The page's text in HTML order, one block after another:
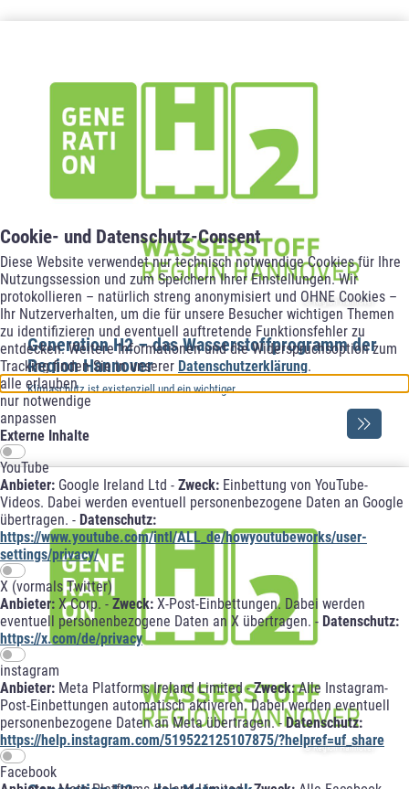
Cookie- und Datenschutz-Consent
Diese Website verwendet nur technisch notwendige Cookies für Ihre
Nutzungssession und zum Speichern Ihrer Einstellungen. Wir
protokollieren – natürlich streng anonymisiert und OHNE Cookies –
Ihr Nutzerverhalten, um die für unsere Besucher wichtigen Themen
zu identifizieren und eventuell auftretende Funktionsfehler zu
entdecken. Weitere Informationen und die Widerspruchsoption zum
Tracking finden Sie in unserer Datenschutzerklärung.
alle erlauben
nur notwendige
anpassen
Externe Inhalte
YouTube
Anbieter: Google Ireland Ltd - Zweck: Einbettung von YouTube-
Videos. Dabei werden eventuell personenbezogene Daten an Google
übertragen. - Datenschutz:
https://www.youtube.com/intl/ALL_de/howyoutubeworks/user-
settings/privacy/
X (vormals Twitter)
Anbieter: X Corp. - Zweck: X-Post-Einbettungen. Dabei werden
eventuell personenbezogene Daten an X übertragen. - Datenschutz:
https://x.com/de/privacy
instagram
Anbieter: Meta Platforms Ireland Limited -Zweck:Alle Instagram-
Post-Einbettungen automatisch aktiveren. Dabei werden eventuell
personenbezogene Daten an Meta übertragen. -Datenschutz:
https://help.instagram.com/519522125107875/?helpref=uf_share
Facebook
© Region Hannover
Generation H2 – das Wasserstoffprogramm der
Region Hannover
Klimaschutz ist existenziell und ein wichtiger …
© Region Hannover